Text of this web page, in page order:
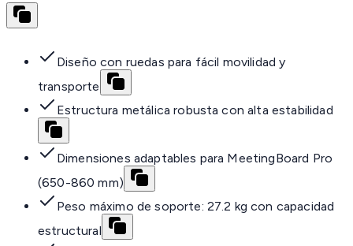
Diseño con ruedas para fácil movilidad y
transporte
Estructura metálica robusta con alta estabilidad
Dimensiones adaptables para MeetingBoard Pro
(650-860 mm)
Peso máximo de soporte: 27.2 kg con capacidad
estructural